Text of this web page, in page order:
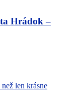
Hrádok –